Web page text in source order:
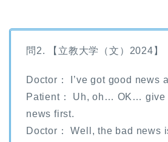
問2. 【立教大学（文）2024】
Doctor： I’ve got good news
Patient： Uh, oh… OK… give
news first.
Doctor： Well, the bad news